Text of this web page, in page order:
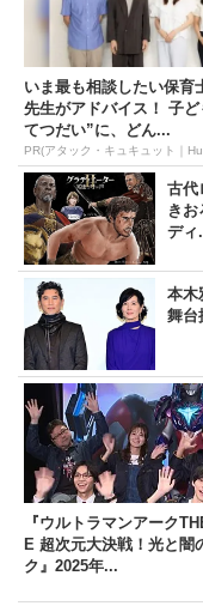
いま最も相談したい保育
先生がアドバイス！ 子ど
てつだい”に、どん...
PR(アタック・キュキュット｜
古代
き
ディ
本木
舞台
『ウルトラマンアーク
E 超次元大決戦！光と闇
ク』2025年...